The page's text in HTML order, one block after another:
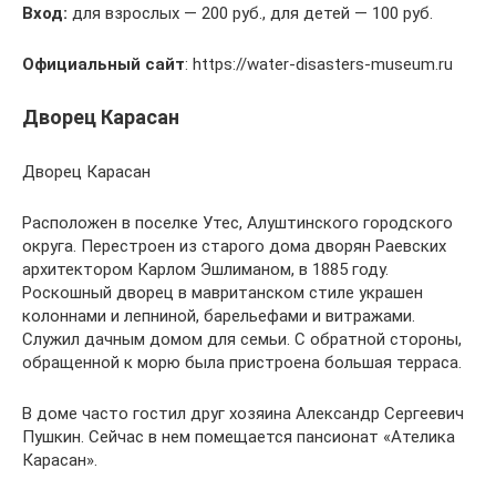
Вход: для взрослых — 200 руб., для детей — 100 руб.
Официальный сайт: https://water-disasters-museum.ru
Дворец Карасан
Дворец Карасан
Расположен в поселке Утес, Алуштинского городского
округа. Перестроен из старого дома дворян Раевских
архитектором Карлом Эшлиманом, в 1885 году.
Роскошный дворец в мавританском стиле украшен
колоннами и лепниной, барельефами и витражами.
Служил дачным домом для семьи. С обратной стороны,
обращенной к морю была пристроена большая терраса.
В доме часто гостил друг хозяина Александр Сергеевич
Пушкин. Сейчас в нем помещается пансионат «Ателика
Карасан».